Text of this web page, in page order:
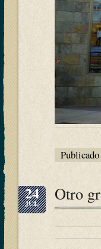
24
JUL Otro